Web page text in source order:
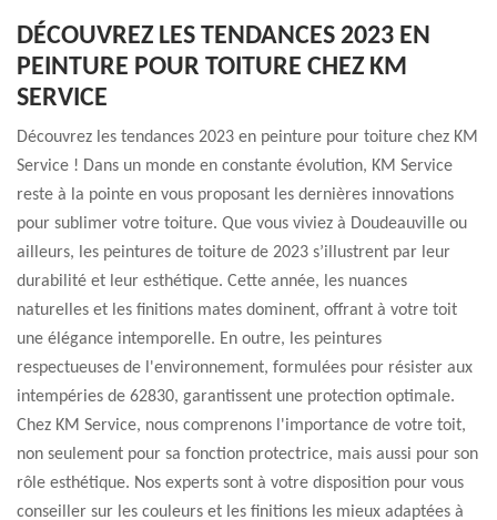
DÉCOUVREZ LES TENDANCES 2023 EN
PEINTURE POUR TOITURE CHEZ KM
SERVICE
Découvrez les tendances 2023 en peinture pour toiture chez KM
Service ! Dans un monde en constante évolution, KM Service
reste à la pointe en vous proposant les dernières innovations
pour sublimer votre toiture. Que vous viviez à Doudeauville ou
ailleurs, les peintures de toiture de 2023 s’illustrent par leur
durabilité et leur esthétique. Cette année, les nuances
naturelles et les finitions mates dominent, offrant à votre toit
une élégance intemporelle. En outre, les peintures
respectueuses de l'environnement, formulées pour résister aux
intempéries de 62830, garantissent une protection optimale.
Chez KM Service, nous comprenons l'importance de votre toit,
non seulement pour sa fonction protectrice, mais aussi pour son
rôle esthétique. Nos experts sont à votre disposition pour vous
conseiller sur les couleurs et les finitions les mieux adaptées à